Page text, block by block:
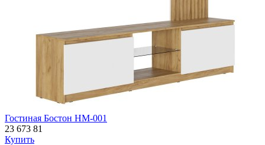
Гостиная Бостон НМ-001
23 673 81
Купить